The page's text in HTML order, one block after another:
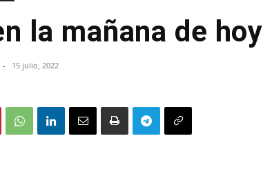
la mañana de hoy
- 15 julio, 2022